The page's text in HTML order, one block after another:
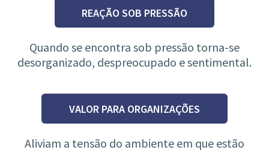
REAÇÃO SOB PRESSÃO
Quando se encontra sob pressão torna-se
desorganizado, despreocupado e sentimental.
VALOR PARA ORGANIZAÇÕES
Aliviam a tensão do ambiente em que estão